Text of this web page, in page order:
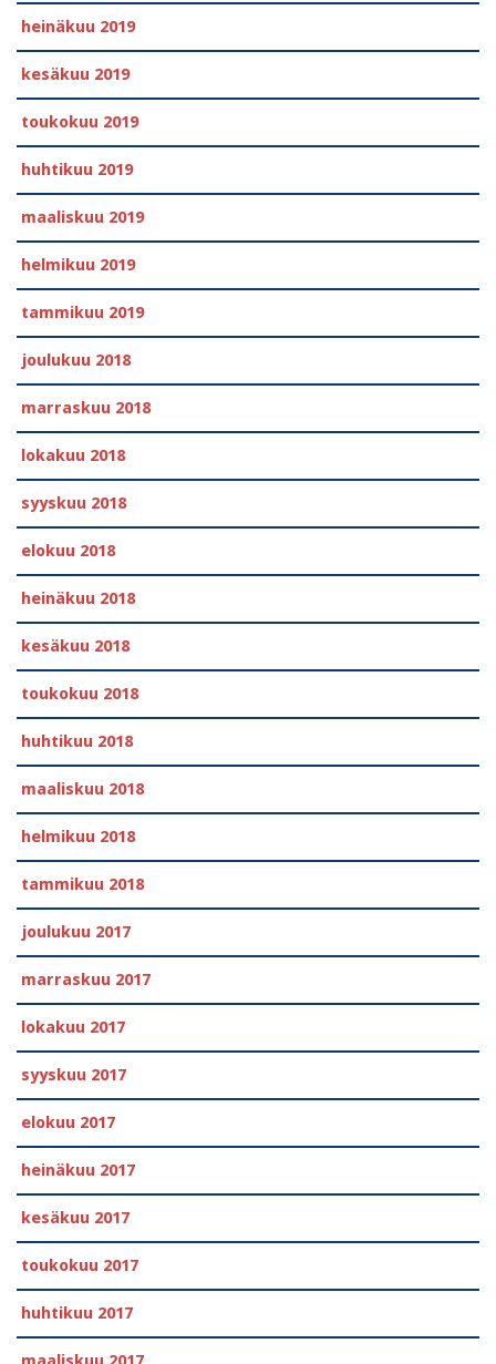
heinäkuu 2019
kesäkuu 2019
toukokuu 2019
huhtikuu 2019
maaliskuu 2019
helmikuu 2019
tammikuu 2019
joulukuu 2018
marraskuu 2018
lokakuu 2018
syyskuu 2018
elokuu 2018
heinäkuu 2018
kesäkuu 2018
toukokuu 2018
huhtikuu 2018
maaliskuu 2018
helmikuu 2018
tammikuu 2018
joulukuu 2017
marraskuu 2017
lokakuu 2017
syyskuu 2017
elokuu 2017
heinäkuu 2017
kesäkuu 2017
toukokuu 2017
huhtikuu 2017